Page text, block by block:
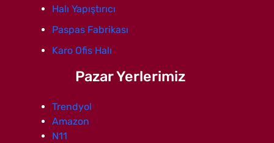
Halı Yapıştırıcı
Paspas Fabrikası
Karo Ofis Halı
Pazar Yerlerimiz
Trendyol
Amazon
N11